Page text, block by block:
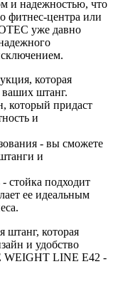
и надежностью, что
фитнес-центра или
уже давно
которая
ваших штанг.
который придаст
и
- вы сможете
и
стойка подходит
ее идеальным
штанг, которая
и удобство
WEIGHT LINE E42 -